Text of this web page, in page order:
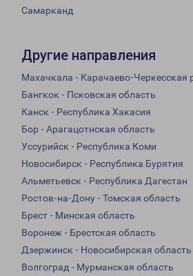
Самарканд
Другие направления
Махачкала - Карачаево-Черкесская
Бангкок - Псковская область
Канск - Республика Хакасия
Бор - Арагацотнская область
Уссурийск - Республика Коми
Новосибирск - Республика Бурятия
Альметьевск - Республика Дагестан
Ростов-на-Дону - Томская область
Брест - Минская область
Воронеж - Брестская область
Дзержинск - Новосибирская область
Волгоград - Мурманская область